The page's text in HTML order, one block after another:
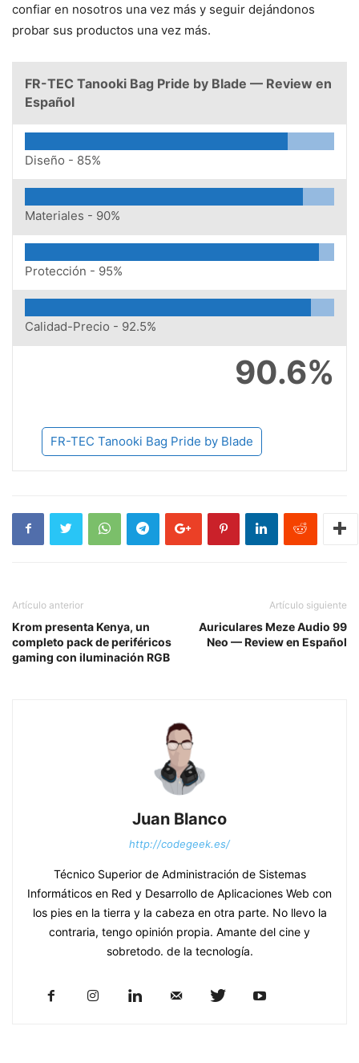
confiar en nosotros una vez más y seguir dejándonos
probar sus productos una vez más.
FR-TEC Tanooki Bag Pride by Blade — Review en
Español
Diseño - 85%
Materiales - 90%
Protección - 95%
Calidad-Precio - 92.5%
90.6%
FR-TEC Tanooki Bag Pride by Blade
Artículo anterior
Krom presenta Kenya, un
completo pack de periféricos
gaming con iluminación RGB
Artículo siguiente
Auriculares Meze Audio 99
Neo — Review en Español
Juan Blanco
http://codegeek.es/
Técnico Superior de Administración de Sistemas
Informáticos en Red y Desarrollo de Aplicaciones Web con
los pies en la tierra y la cabeza en otra parte. No llevo la
contraria, tengo opinión propia. Amante del cine y
sobretodo. de la tecnología.